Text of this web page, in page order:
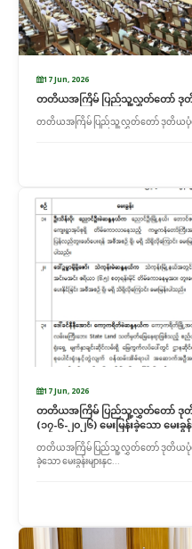
17 Jun, 2026
တတိယအကြိမ် ပြည်သူ့လွှတ်တော် ဒုတိယ
တတိယအကြိမ် ပြည်သူ့လွှတ်တော် ဒုတိယပုံမှန်
17 Jun, 2026
တတိယအကြိမ် ပြည်သူ့လွှတ်တော် ဒုတိ
(၁၇-၆-၂၀၂၆) မေးမြန်းခဲ့သ
တတိယအကြိမ် ပြည်သူ့လွှတ်တော် ဒုတိယပုံမှန်အစည်း
ခဲ့သော မေးခွန်းများနှင...